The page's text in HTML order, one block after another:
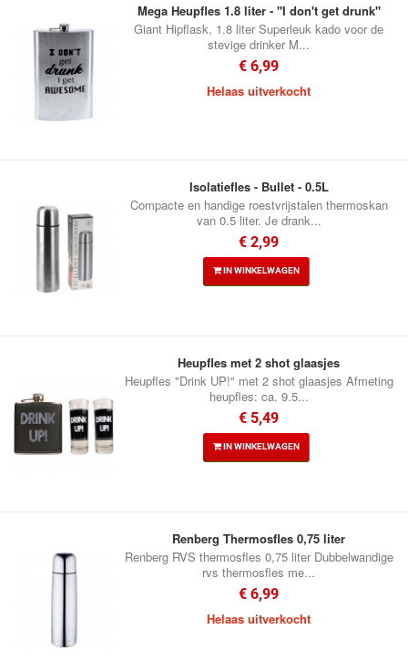
Mega Heupfles 1.8 liter - "I don't get drunk"
Giant Hipflask, 1.8 liter Superleuk kado voor de
stevige drinker M...
€ 6,99
Helaas uitverkocht
Isolatiefles - Bullet - 0.5L
Compacte en handige roestvrijstalen thermoskan
van 0.5 liter. Je drank...
€ 2,99
IN WINKELWAGEN
Heupfles met 2 shot glaasjes
Heupfles "Drink UP!" met 2 shot glaasjes Afmeting
heupfles: ca. 9.5...
€ 5,49
IN WINKELWAGEN
Renberg Thermosfles 0,75 liter
Renberg RVS thermosfles 0,75 liter Dubbelwandige
rvs thermosfles me...
€ 6,99
Helaas uitverkocht